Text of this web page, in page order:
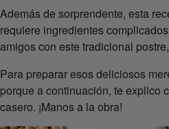
Además de sorprendente, esta
requiere ingredientes
amigos con este tradicional
Para preparar esos deliciosos
porque a continuación, te explico
casero. ¡Manos a la obra!